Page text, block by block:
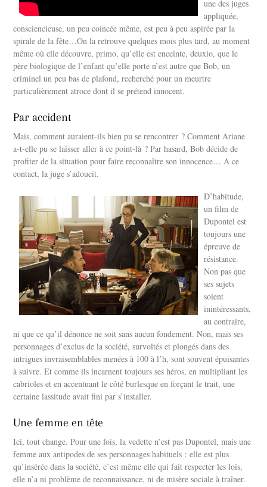
une des juges
appliquée,
consciencieuse, un peu coincée même, est peu à peu aspirée par la
spirale de la fête…On la retrouve quelques mois plus tard, au moment
même où elle découvre, primo, qu’elle est enceinte, deuxio, que le
père biologique de l’enfant qu’elle porte n’est autre que Bob, un
criminel un peu bas de plafond, recherché pour un meurtre
particulièrement atroce dont il se prétend innocent.
Par accident
Mais, comment auraient-ils bien pu se rencontrer ? Comment Ariane
a-t-elle pu se laisser aller à ce point-là ? Par hasard, Bob décide de
profiter de la situation pour faire reconnaître son innocence… A ce
contact, la juge s’adoucit.
D’habitude,
un film de
Dupontel est
toujours une
épreuve de
résistance.
Non pas que
ses sujets
soient
inintéressants,
au contraire,
ni que ce qu’il dénonce ne soit sans aucun fondement. Non, mais ses
personnages d’exclus de la société, survoltés et plongés dans des
intrigues invraisemblables menées à 100 à l’h, sont souvent épuisantes
à suivre. Et comme ils incarnent toujours ses héros, en multipliant les
cabrioles et en accentuant le côté burlesque en forçant le trait, une
certaine lassitude avait fini par s’installer.
Une femme en tête
Ici, tout change. Pour une fois, la vedette n’est pas Dupontel, mais une
femme aux antipodes de ses personnages habituels : elle est plus
qu’insérée dans la société, c’est même elle qui fait respecter les lois,
elle n’a ni problème de reconnaissance, ni de misère sociale à traîner.